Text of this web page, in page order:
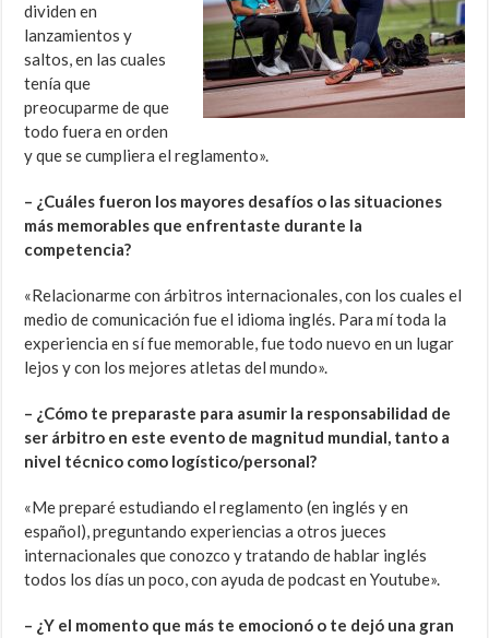
dividen en
lanzamientos y
saltos, en las cuales
tenía que
preocuparme de que
todo fuera en orden
y que se cumpliera el reglamento».
– ¿Cuáles fueron los mayores desafíos o las situaciones
más memorables que enfrentaste durante la
competencia?
«Relacionarme con árbitros internacionales, con los cuales el
medio de comunicación fue el idioma inglés. Para mí toda la
experiencia en sí fue memorable, fue todo nuevo en un lugar
lejos y con los mejores atletas del mundo».
– ¿Cómo te preparaste para asumir la responsabilidad de
ser árbitro en este evento de magnitud mundial, tanto a
nivel técnico como logístico/personal?
«Me preparé estudiando el reglamento (en inglés y en
español), preguntando experiencias a otros jueces
internacionales que conozco y tratando de hablar inglés
todos los días un poco, con ayuda de podcast en Youtube».
– ¿Y el momento que más te emocionó o te dejó una gran